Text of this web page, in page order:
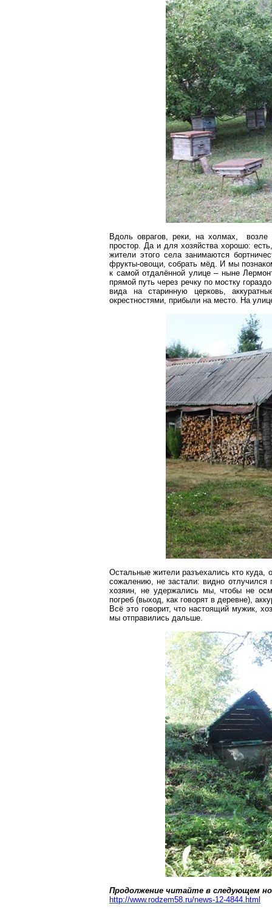
Вдоль оврагов, реки, нахолмах, возле
простор. Да и для хозяйства хорошо:
жители этого села занимаются
фрукты-овощи, собрать мёд. И мы
к самой отдалённой улице – ныне
прямой путь через речку по мостку
вида на старинную церковь,
окрестностями, прибыли на место. На
Остальные жители разъехались кто куда,
сожалению, не застали: видно
хозяин, не удержались мы, чтобы не
погреб (выход, как говорят в деревне),
Всё это говорит, что настоящий мужик,
мы отправились дальше.
Продолжение читайте в следующем
http://www.rodzem58.ru/news-12-4844.html